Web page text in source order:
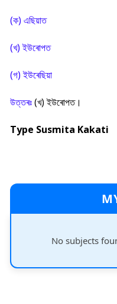
(ক) এছিয়াত
(খ) ইউৰোপত
(গ) ইউৰেছিয়া
উত্তৰঃ(খ) ইউৰোপত।
Type Susmita Kakati
No subjects